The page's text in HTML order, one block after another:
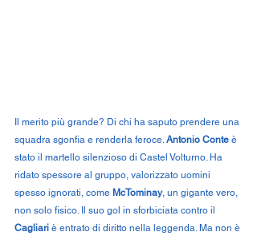
merito più grande? Di chi ha saputo prendere una
squadra sgonfia e renderla feroce. Antonio Conte è
stato il martello silenzioso di Castel Volturno. Ha
ridato spessore al gruppo, valorizzato uomini
spesso ignorati, come McTominay, un gigante vero,
non solo fisico. Il suo gol in sforbiciata contro il
Cagliari è entrato di diritto nella leggenda. Ma non è